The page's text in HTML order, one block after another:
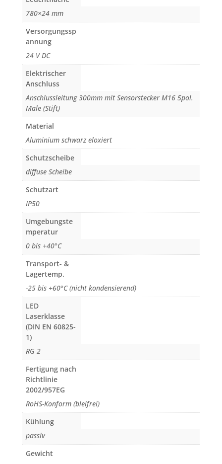
780×24 mm
Versorgungssp
annung
24 V DC
Elektrischer
Anschluss
Anschlussleitung 300mm mit Sensorstecker M16 5pol.
Male (Stift)
Material
Aluminium schwarz eloxiert
Schutzscheibe
diffuse Scheibe
Schutzart
IP50
Umgebungste
mperatur
0 bis +40°C
Transport- &
Lagertemp.
-25 bis +60°C (nicht kondensierend)
LED
Laserklasse
(DIN EN 60825-
1)
RG 2
Fertigung nach
Richtlinie
2002/957EG
RoHS-Konform (bleifrei)
Kühlung
passiv
Gewicht